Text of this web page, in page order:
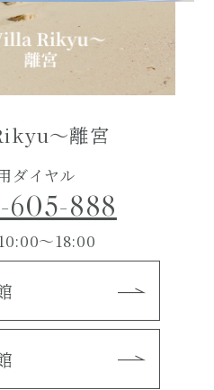
～離宮
ダイヤル
605-888
～18:00